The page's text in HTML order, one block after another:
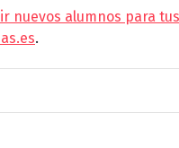
nuevos alumnos para
.